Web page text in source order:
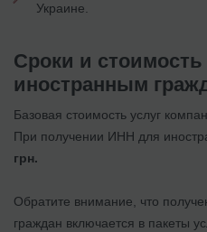
Украине.
Сроки и
иностранным
Базовая стоимость услуг
При получении ИНН для
грн.
Обратите внимание, что
граждан включается в пакеты